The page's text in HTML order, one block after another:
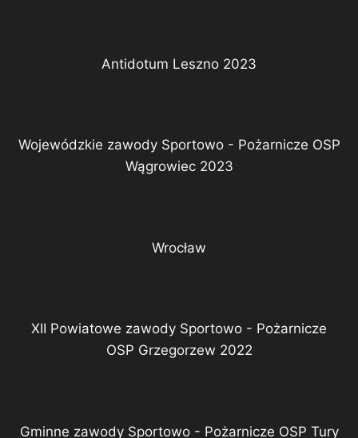
Antidotum Leszno 2023
Wojewódzkie zawody Sportowo - Pożarnicze OSP
Wągrowiec 2023
Wrocław
XII Powiatowe zawody Sportowo - Pożarnicze
OSP Grzegorzew 2022
Gminne zawody Sportowo - Pożarnicze OSP Tury